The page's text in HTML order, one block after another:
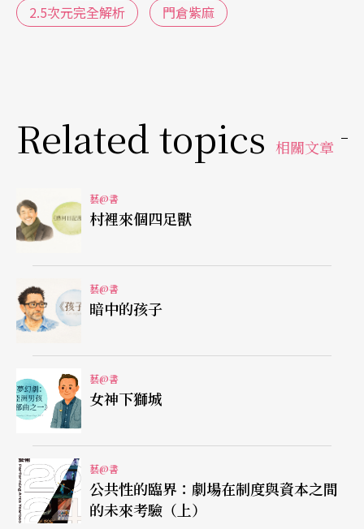
文化廳漫畫審查委員、日本漫畫協會委員，對於漫
擊，邀請四位2.5次元的前鋒人物：製作人松田誠、
導演茅野、作曲人和田俊輔、演員佐藤流司（比較
苦談，平鋪直敘，而不賣弄文墨，甚至帶點「迷妹
視角」，例如關注名製作人、導演、演員隨身小
物，細膩地描寫眼神與語氣，字裡行間流露出些微
對於表演藝術工作者的崇拜與憧憬。
解日本2.5次元舞台劇的演進，讀者必須從各自訪談
中拼湊，例如想了解2.5次元初始代表《網球王子》
（寶塚歌劇團《凡爾賽玫瑰》嚴格來說不算是我們
現在定義的2.5次元），必須從松田誠、佐藤流司各
自的訪談去拼湊，而《刀劍亂舞》、《美少女戰
士》與《排球少年》等名作也必須四方撿拾與梳
2.5次元完全解析 門倉紫麻
Related topics 相關文章
藝@書
村裡來個四足獸
藝@書
暗中的孩子
藝@書
女神下獅城
藝@書
公共性的臨界：劇場在制度與資本之間
的未來考驗（上）